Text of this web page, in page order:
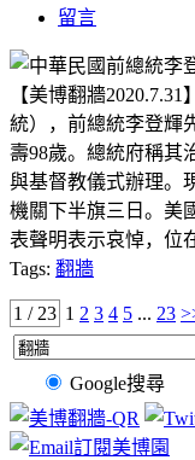
留言
【美博翻牆
統），前總統李登輝
壽98歲。總統府稱其
與基督教儀式辦理。
機關下半旗三日。美
表聲明表示哀悼，位
Tags: 翻牆
1 / 23 1 2 3 4 5 ... 23
Google搜尋